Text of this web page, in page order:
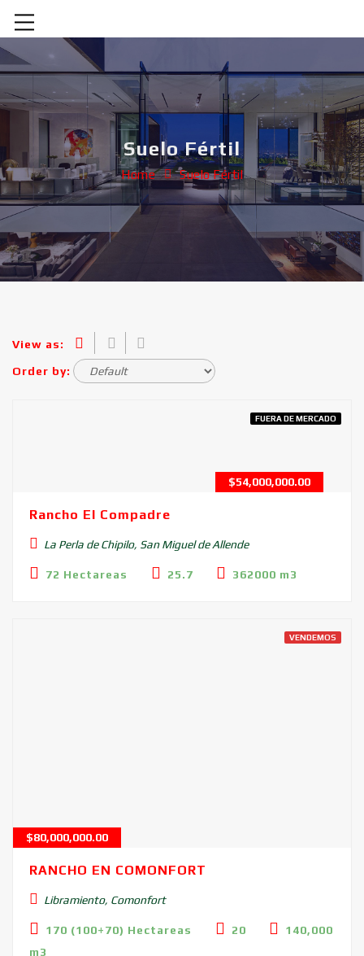
Suelo Fértil
Home Suelo Fértil
View as:
Order by:
FUERA DE MERCADO
$54,000,000.00
Rancho El Compadre
La Perla de Chipilo, San Miguel de Allende
72 Hectareas 25.7 362000 m3
VENDEMOS
$80,000,000.00
RANCHO EN COMONFORT
Libramiento, Comonfort
170 (100+70) Hectareas 20
140,000
m3